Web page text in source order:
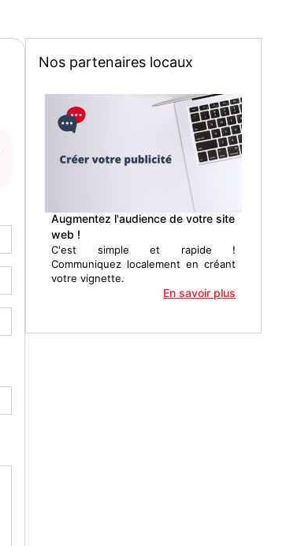
Nos partenaires locaux
Augmentez l'audience de votre site
web !
C'est simple et rapide !
Communiquez localement en créant
votre vignette.
En savoir plus